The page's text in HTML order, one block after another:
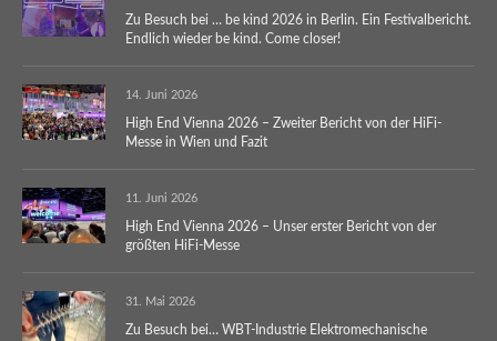
Zu Besuch bei … be kind 2026 in Berlin. Ein Festivalbericht.
Endlich wieder be kind. Come closer!
14. Juni 2026
High End Vienna 2026 – Zweiter Bericht von der HiFi-
Messe in Wien und Fazit
11. Juni 2026
High End Vienna 2026 – Unser erster Bericht von der
größten HiFi-Messe
31. Mai 2026
Zu Besuch bei… WBT-Industrie Elektromechanische